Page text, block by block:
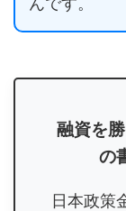
融資を
の
日本政策